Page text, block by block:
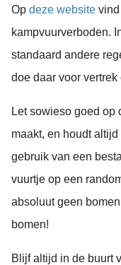
Op deze website
kampvuurverboden.
standaard andere
doe daar voor vertrek
Let sowieso goed
maakt, en houdt
gebruik van een
vuurtje op een
absoluut geen
bomen!
Blijf altijd in de buurt